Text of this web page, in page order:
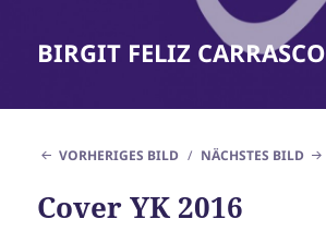
BIRGIT FELIZ CARRASCO
VORHERIGES BILD
NÄCHSTES BILD
Cover YK 2016